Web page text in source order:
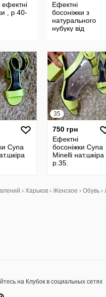
, р 40-
Ефектні
босоніжки з
натурального
нубуку від
Cyna
35
750 грн
Ефектні
босоніжки Cyna
Minelli нат.шкіра
р.35.
› Харьков › Женское › Обувь ›
на Клубок в социальных сетях